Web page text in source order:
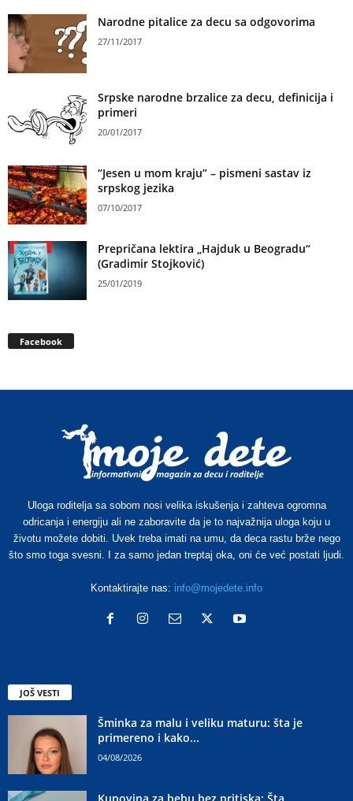
Narodne pitalice za decu sa odgovorima
27/11/2017
Srpske narodne brzalice za decu, definicija i
primeri
20/01/2017
“Jesen u mom kraju” – pismeni sastav iz
srpskog jezika
07/10/2017
Prepričana lektira „Hajduk u Beogradu“
(Gradimir Stojković)
25/01/2019
Facebook
Uloga roditelja sa sobom nosi velika iskušenja i zahteva ogromna
odricanja i energiju ali ne zaboravite da je to najvažnija uloga koju u
životu možete dobiti. Uvek treba imati na umu, da deca rastu brže nego
što smo toga svesni. I za samo jedan treptaj oka, oni će već postati ljudi.
Kontaktirajte nas: info@mojedete.info
JOŠ VESTI
Šminka za malu i veliku maturu: šta je
primereno i kako...
04/08/2026